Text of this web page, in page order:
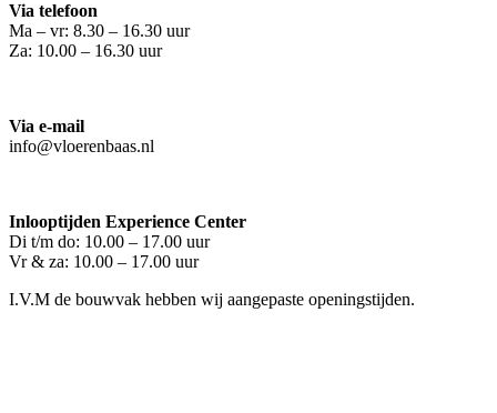
Via telefoon
Ma – vr: 8.30 – 16.30 uur
Za: 10.00 – 16.30 uur
Via e-mail
info@vloerenbaas.nl
Inlooptijden Experience Center
Di t/m do: 10.00 – 17.00 uur
Vr & za: 10.00 – 17.00 uur
I.V.M de bouwvak hebben wij aangepaste openingstijden.